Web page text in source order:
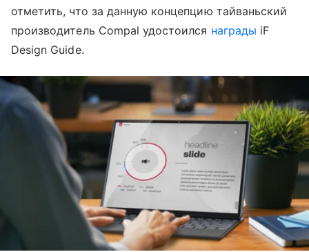
отметить, что за данную концепцию тайваньский
производитель Compal удостоился награды iF
Design Guide.